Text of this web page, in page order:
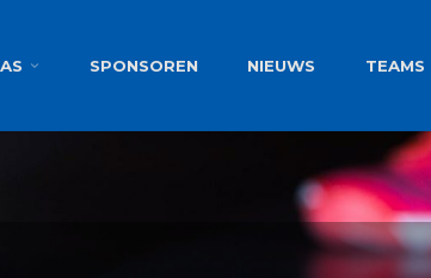
SPONSOREN NIEUWS TEAMS